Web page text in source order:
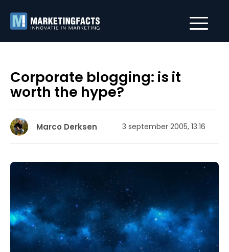
Corporate blogging: is it
worth the hype?
Marco Derksen 3 september 2005, 13:16